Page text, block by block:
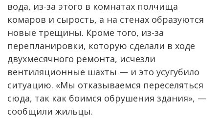
вода, из-за этого в комнатах полчища
комаров и сырость, а на стенах образуются
новые трещины. Кроме того, из-за
перепланировки, которую сделали в ходе
двухмесячного ремонта, исчезли
вентиляционные шахты — и это усугубило
ситуацию. «Мы отказываемся переселяться
сюда, так как боимся обрушения здания», —
сообщили жильцы.